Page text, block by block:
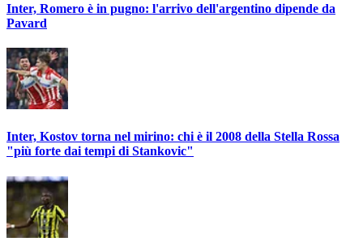
Inter, Romero è in pugno: l'arrivo dell'argentino dipende da
Pavard
Inter, Kostov torna nel mirino: chi è il 2008 della Stella Rossa
"più forte dai tempi di Stankovic"